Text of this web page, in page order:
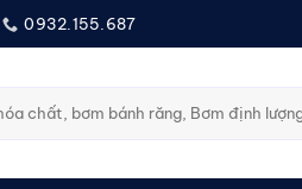
0932.155.687